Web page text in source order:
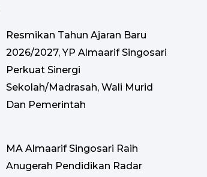
Resmikan Tahun Ajaran Baru
2026/2027, YP Almaarif Singosari
Perkuat Sinergi
Sekolah/Madrasah, Wali Murid
Dan Pemerintah
MA Almaarif Singosari Raih
Anugerah Pendidikan Radar